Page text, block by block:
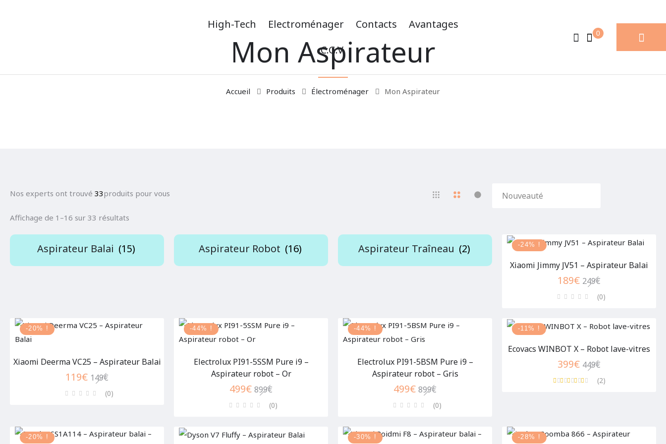
High-Tech Electroménager Contacts
Avantages
C.G.V.
0
Mon Aspirateur
Accueil Produits Électroménager Mon Aspirateur
Nos experts ont trouvé 33produits pour vous
Affichage de 1–16 sur 33 résultats
Aspirateur Balai (15) Aspirateur Robot (16) Aspirateur Traîneau (2) -24% !
Xiaomi Jimmy JV51 – Aspirateur Balai
249€
189€
(0)
-20% !
Xiaomi Deerma VC25 – Aspirateur Balai
149€
119€
(0)
-44% !
Electrolux PI91-5SSM Pure i9 –
Aspirateur robot – Or
899€
499€
(0)
-44% !
Electrolux PI91-5BSM Pure i9 –
Aspirateur robot – Gris
899€
499€
(0)
-11% !
Ecovacs WINBOT X – Robot lave-vitres
449€
399€
(2)
-20% ! -30% ! -28% !